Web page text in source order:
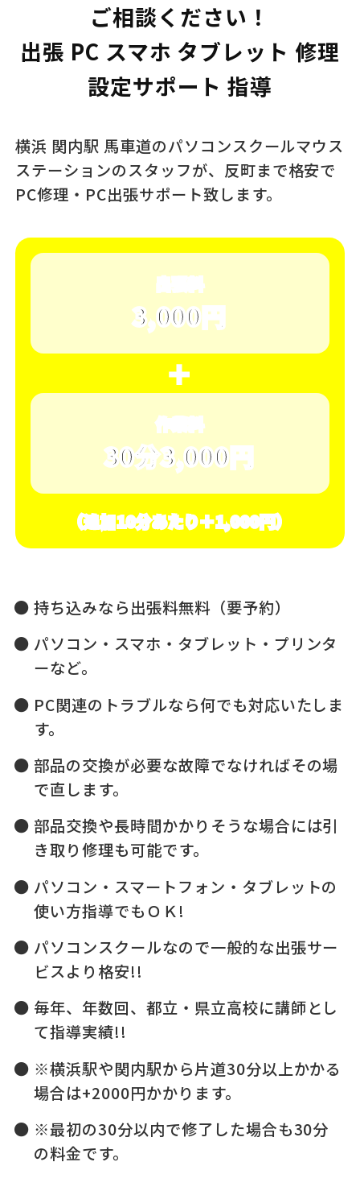
ご相談ください！
出張 PC スマホ タブレット 修理
設定サポート 指導
横浜 関内駅 馬車道のパソコンスクールマウス
ステーションのスタッフが、 反町まで格安で
PC修理・PC出張サポート致します。
出張料
3,000円
＋
作業料
30分3,000円
（追加10分あたり＋1,000円）
持ち込みなら出張料無料（要予約）
パソコン・スマホ・タブレット・プリンタ
ーなど。
PC関連のトラブルなら何でも対応いたしま
す。
部品の交換が必要な故障でなければその場
で直します。
部品交換や長時間かかりそうな場合には引
き取り修理も可能です。
パソコン・スマートフォン・タブレットの
使い方指導でもＯＫ!
パソコンスクールなので一般的な出張サー
ビスより格安!!
毎年、年数回、都立・県立高校に講師とし
て指導実績!!
※横浜駅や関内駅から片道30分以上かかる
場合は+2000円かかります。
※最初の30分以内で修了した場合も30分
の料金です。